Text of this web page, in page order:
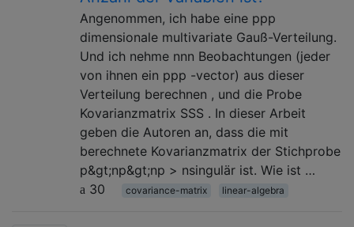
Angenommen, ich habe eine ppp
dimensionale multivariate Gauß-Verteilung.
Und ich nehme nnn Beobachtungen (jeder
von ihnen ein ppp -vector) aus dieser
Verteilung berechnen , und die Probe
Kovarianzmatrix SSS . In dieser Arbeit
geben die Autoren an, dass die mit
berechnete Kovarianzmatrix der Stichprobe
p&gt;np&gt;np > nsingulär ist. Wie ist …
30
covariance-matrix linear-algebra